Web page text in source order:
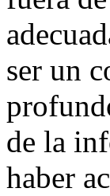
ser un
de la
haber